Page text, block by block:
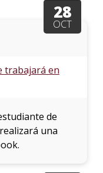
28
OCT
trabajará en
de
una